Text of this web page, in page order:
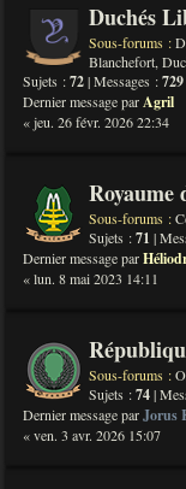
Duchés
Sous-forums :
Blanchefort,
Sujets :72| Messages :729
Dernier message parAgril
« jeu. 26 févr. 2026 22:34
Sous-forums :
Sujets :71 |
Dernier message par
« lun. 8 mai 2023 14:11
Sous-forums :
Sujets :74|
Dernier message parJorus
« ven. 3 avr. 2026 15:07